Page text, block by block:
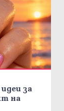
за
на